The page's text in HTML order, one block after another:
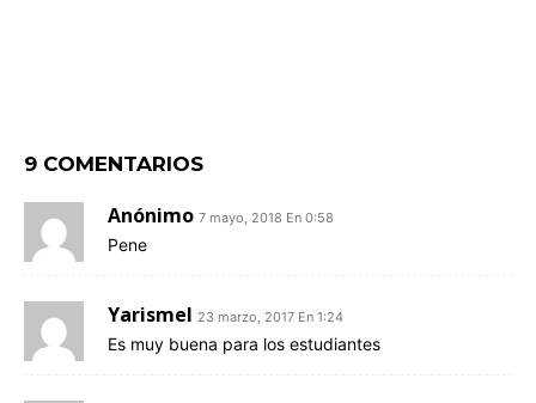
9 COMENTARIOS
Anónimo 7 mayo, 2018 En 0:58
Pene
Yarismel 23 marzo, 2017 En 1:24
Es muy buena para los estudiantes